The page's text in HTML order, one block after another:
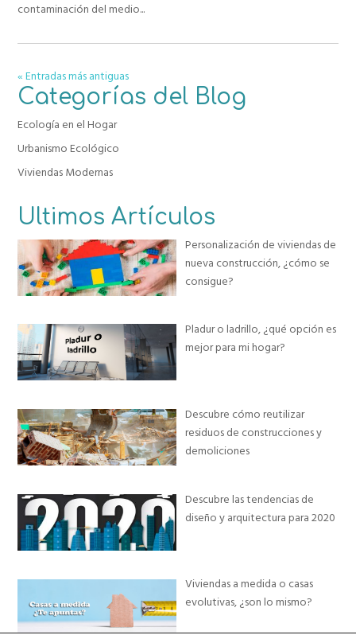
contaminación del medio...
« Entradas más antiguas
Categorías del Blog
Ecología en el Hogar
Urbanismo Ecológico
Viviendas Modernas
Ultimos Artículos
Personalización de viviendas de
nueva construcción, ¿cómo se
consigue?
Pladur o ladrillo, ¿qué opción es
mejor para mi hogar?
Descubre cómo reutilizar
residuos de construcciones y
demoliciones
Descubre las tendencias de
diseño y arquitectura para 2020
Viviendas a medida o casas
evolutivas, ¿son lo mismo?